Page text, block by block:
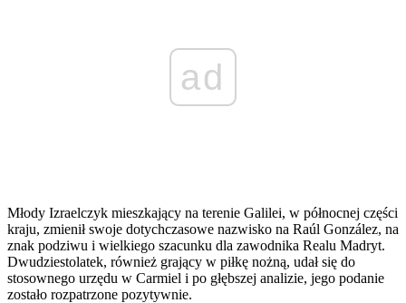
ad
Młody Izraelczyk mieszkający na terenie Galilei, w północnej części
kraju, zmienił swoje dotychczasowe nazwisko na Raúl González, na
znak podziwu i wielkiego szacunku dla zawodnika Realu Madryt.
Dwudziestolatek, również grający w piłkę nożną, udał się do
stosownego urzędu w Carmiel i po głębszej analizie, jego podanie
zostało rozpatrzone pozytywnie.